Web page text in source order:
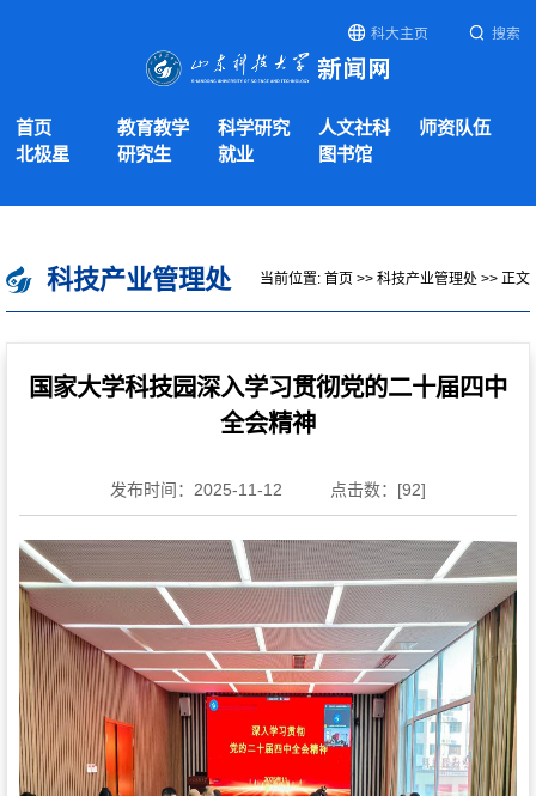
科大主页 搜索
首页 教育教学 科学研究 人文社科
师资队伍
北极星
研究生 就业 图书馆
科技产业管理处 当前位置: 首页 >> 科技产业管理处 >> 正文
国家大学科技园深入学习贯彻党的二十届四中
全会精神
发布时间：2025-11-12 点击数：[92]